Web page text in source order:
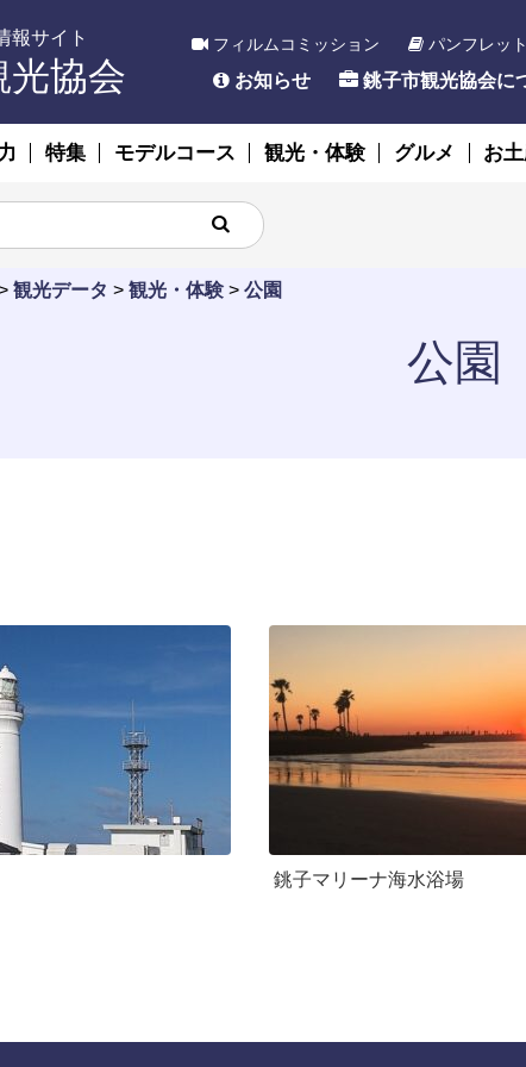
報サイト
光協会
フィルムコミッション パンフレッ
お知らせ 銚子市観光協会に
特集 モデルコース 観光・体験 グルメ お
観光データ > 観光・体験 > 公園
公園
銚子マリーナ海水浴場